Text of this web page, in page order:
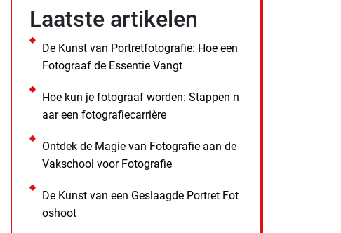
Laatste artikelen
De Kunst van Portretfotografie: Hoe een
Fotograaf de Essentie Vangt
Hoe kun je fotograaf worden: Stappen n
aar een fotografiecarrière
Ontdek de Magie van Fotografie aan de
Vakschool voor Fotografie
De Kunst van een Geslaagde Portret Fot
oshoot